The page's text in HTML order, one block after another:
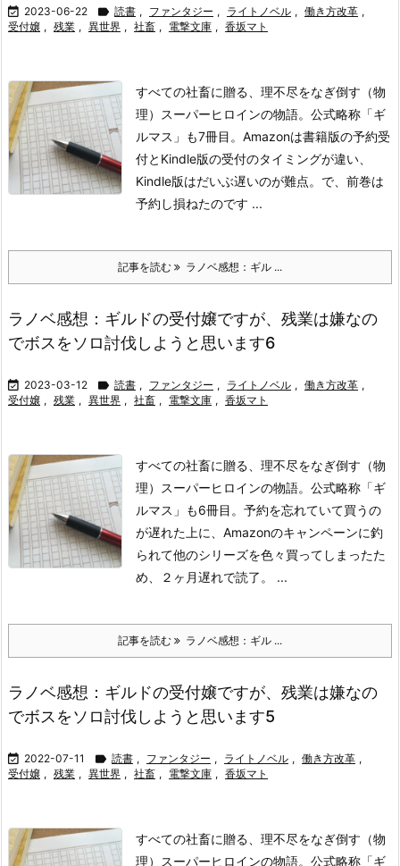
 2023-06-22  読書 , ファンタジー , ライトノベル , 働き方改革 ,
受付嬢 , 残業 , 異世界 , 社畜 , 電撃文庫 , 香坂マト
すべての社畜に贈る、理不尽をなぎ倒す（物
理）スーパーヒロインの物語。公式略称「ギ
ルマス」も7冊目。Amazonは書籍版の予約受
付とKindle版の受付のタイミングが違い、
Kindle版はだいぶ遅いのが難点。で、前巻は
予約し損ねたのです ...
記事を読む ラノベ感想：ギル ...
ラノベ感想：ギルドの受付嬢ですが、残業は嫌なの
でボスをソロ討伐しようと思います6
 2023-03-12  読書 , ファンタジー , ライトノベル , 働き方改革 ,
受付嬢 , 残業 , 異世界 , 社畜 , 電撃文庫 , 香坂マト
すべての社畜に贈る、理不尽をなぎ倒す（物
理）スーパーヒロインの物語。公式略称「ギ
ルマス」も6冊目。予約を忘れていて買うの
が遅れた上に、Amazonのキャンペーンに釣
られて他のシリーズを色々買ってしまったた
め、２ヶ月遅れで読了。 ...
記事を読む ラノベ感想：ギル ...
ラノベ感想：ギルドの受付嬢ですが、残業は嫌なの
でボスをソロ討伐しようと思います5
 2022-07-11  読書 , ファンタジー , ライトノベル , 働き方改革 ,
受付嬢 , 残業 , 異世界 , 社畜 , 電撃文庫 , 香坂マト
すべての社畜に贈る、理不尽をなぎ倒す（物
理）スーパーヒロインの物語。公式略称「ギ